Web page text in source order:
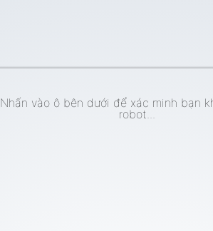
Nhấn vào ô bên dưới để xác minh bạn
robot...